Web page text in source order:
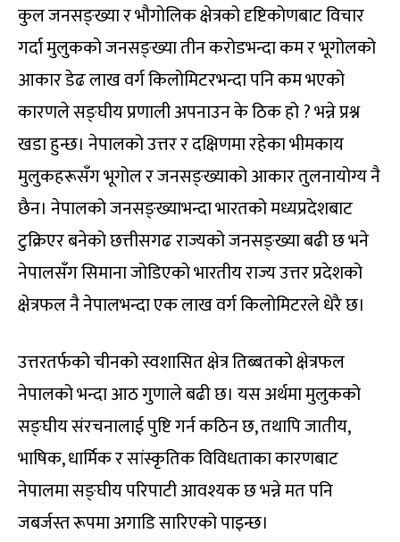
कुल जनसङ्ख्या र भौगोलिक क्षेत्रको दृष्टिकोणबाट विचार
गर्दा मुलुकको जनसङ्ख्या तीन करोडभन्दा कम र भूगोलको
आकार डेढ लाख वर्ग किलोमिटरभन्दा पनि कम भएको
कारणले सङ्घीय प्रणाली अपनाउन के ठिक हो ? भन्ने प्रश्न
खडा हुन्छ। नेपालको उत्तर र दक्षिणमा रहेका भीमकाय
मुलुकहरूसँग भूगोल र जनसङ्ख्याको आकार तुलनायोग्य नै
छैन। नेपालको जनसङ्ख्याभन्दा भारतको मध्यप्रदेशबाट
टुक्रिएर बनेको छत्तीसगढ राज्यको जनसङ्ख्या बढी छ भने
नेपालसँग सिमाना जोडिएको भारतीय राज्य उत्तर प्रदेशको
क्षेत्रफल नै नेपालभन्दा एक लाख वर्ग किलोमिटरले धेरै छ।
उत्तरतर्फको चीनको स्वशासित क्षेत्र तिब्बतको क्षेत्रफल
नेपालको भन्दा आठ गुणाले बढी छ। यस अर्थमा मुलुकको
सङ्घीय संरचनालाई पुष्टि गर्न कठिन छ, तथापि जातीय,
भाषिक, धार्मिक र सांस्कृतिक विविधताका कारणबाट
नेपालमा सङ्घीय परिपाटी आवश्यक छ भन्ने मत पनि
जबर्जस्त रूपमा अगाडि सारिएको पाइन्छ।